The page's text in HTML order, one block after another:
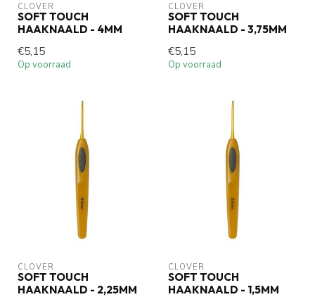
CLOVER
SOFT TOUCH
HAAKNAALD - 4MM
€5,15
Op voorraad
CLOVER
SOFT TOUCH
HAAKNAALD - 3,75MM
€5,15
Op voorraad
CLOVER
SOFT TOUCH
HAAKNAALD - 2,25MM
CLOVER
SOFT TOUCH
HAAKNAALD - 1,5MM